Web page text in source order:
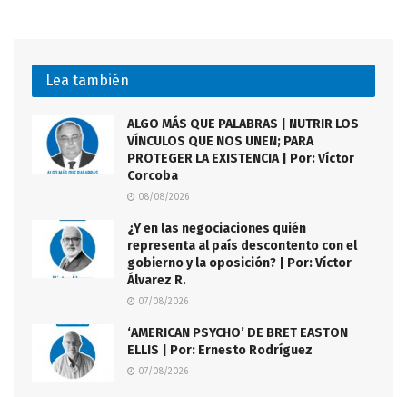
Lea también
ALGO MÁS QUE PALABRAS | NUTRIR LOS
VÍNCULOS QUE NOS UNEN; PARA
PROTEGER LA EXISTENCIA | Por: Víctor
Corcoba
08/08/2026
¿Y en las negociaciones quién
representa al país descontento con el
gobierno y la oposición? | Por: Víctor
Álvarez R.
07/08/2026
‘AMERICAN PSYCHO’ DE BRET EASTON
ELLIS | Por: Ernesto Rodríguez
07/08/2026